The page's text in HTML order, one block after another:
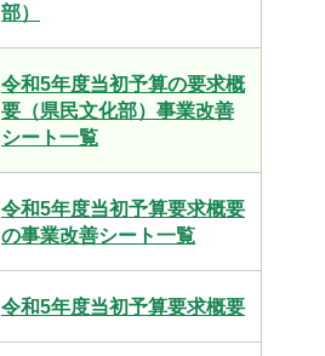
部）
令和5年度当初予算の要求概
要（県民文化部）事業改善
シート一覧
令和5年度当初予算要求概要
の事業改善シート一覧
令和5年度当初予算要求概要